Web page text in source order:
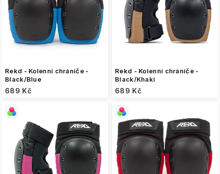
o
d
u
k
Rekd - Kolenní chrániče -
Black/Blue
689 Kč
Rekd - Kolenní chrániče -
Black/Khaki
689 Kč